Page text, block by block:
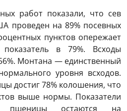
работ показали, что сев
проведен на 89% посевных
пунктов опережает
показатель в 79%. Всходы
Монтана — единственный
уровня всходов.
достиг 78% колошения, что
выше нормы. Показатели
пшеницы остаются на